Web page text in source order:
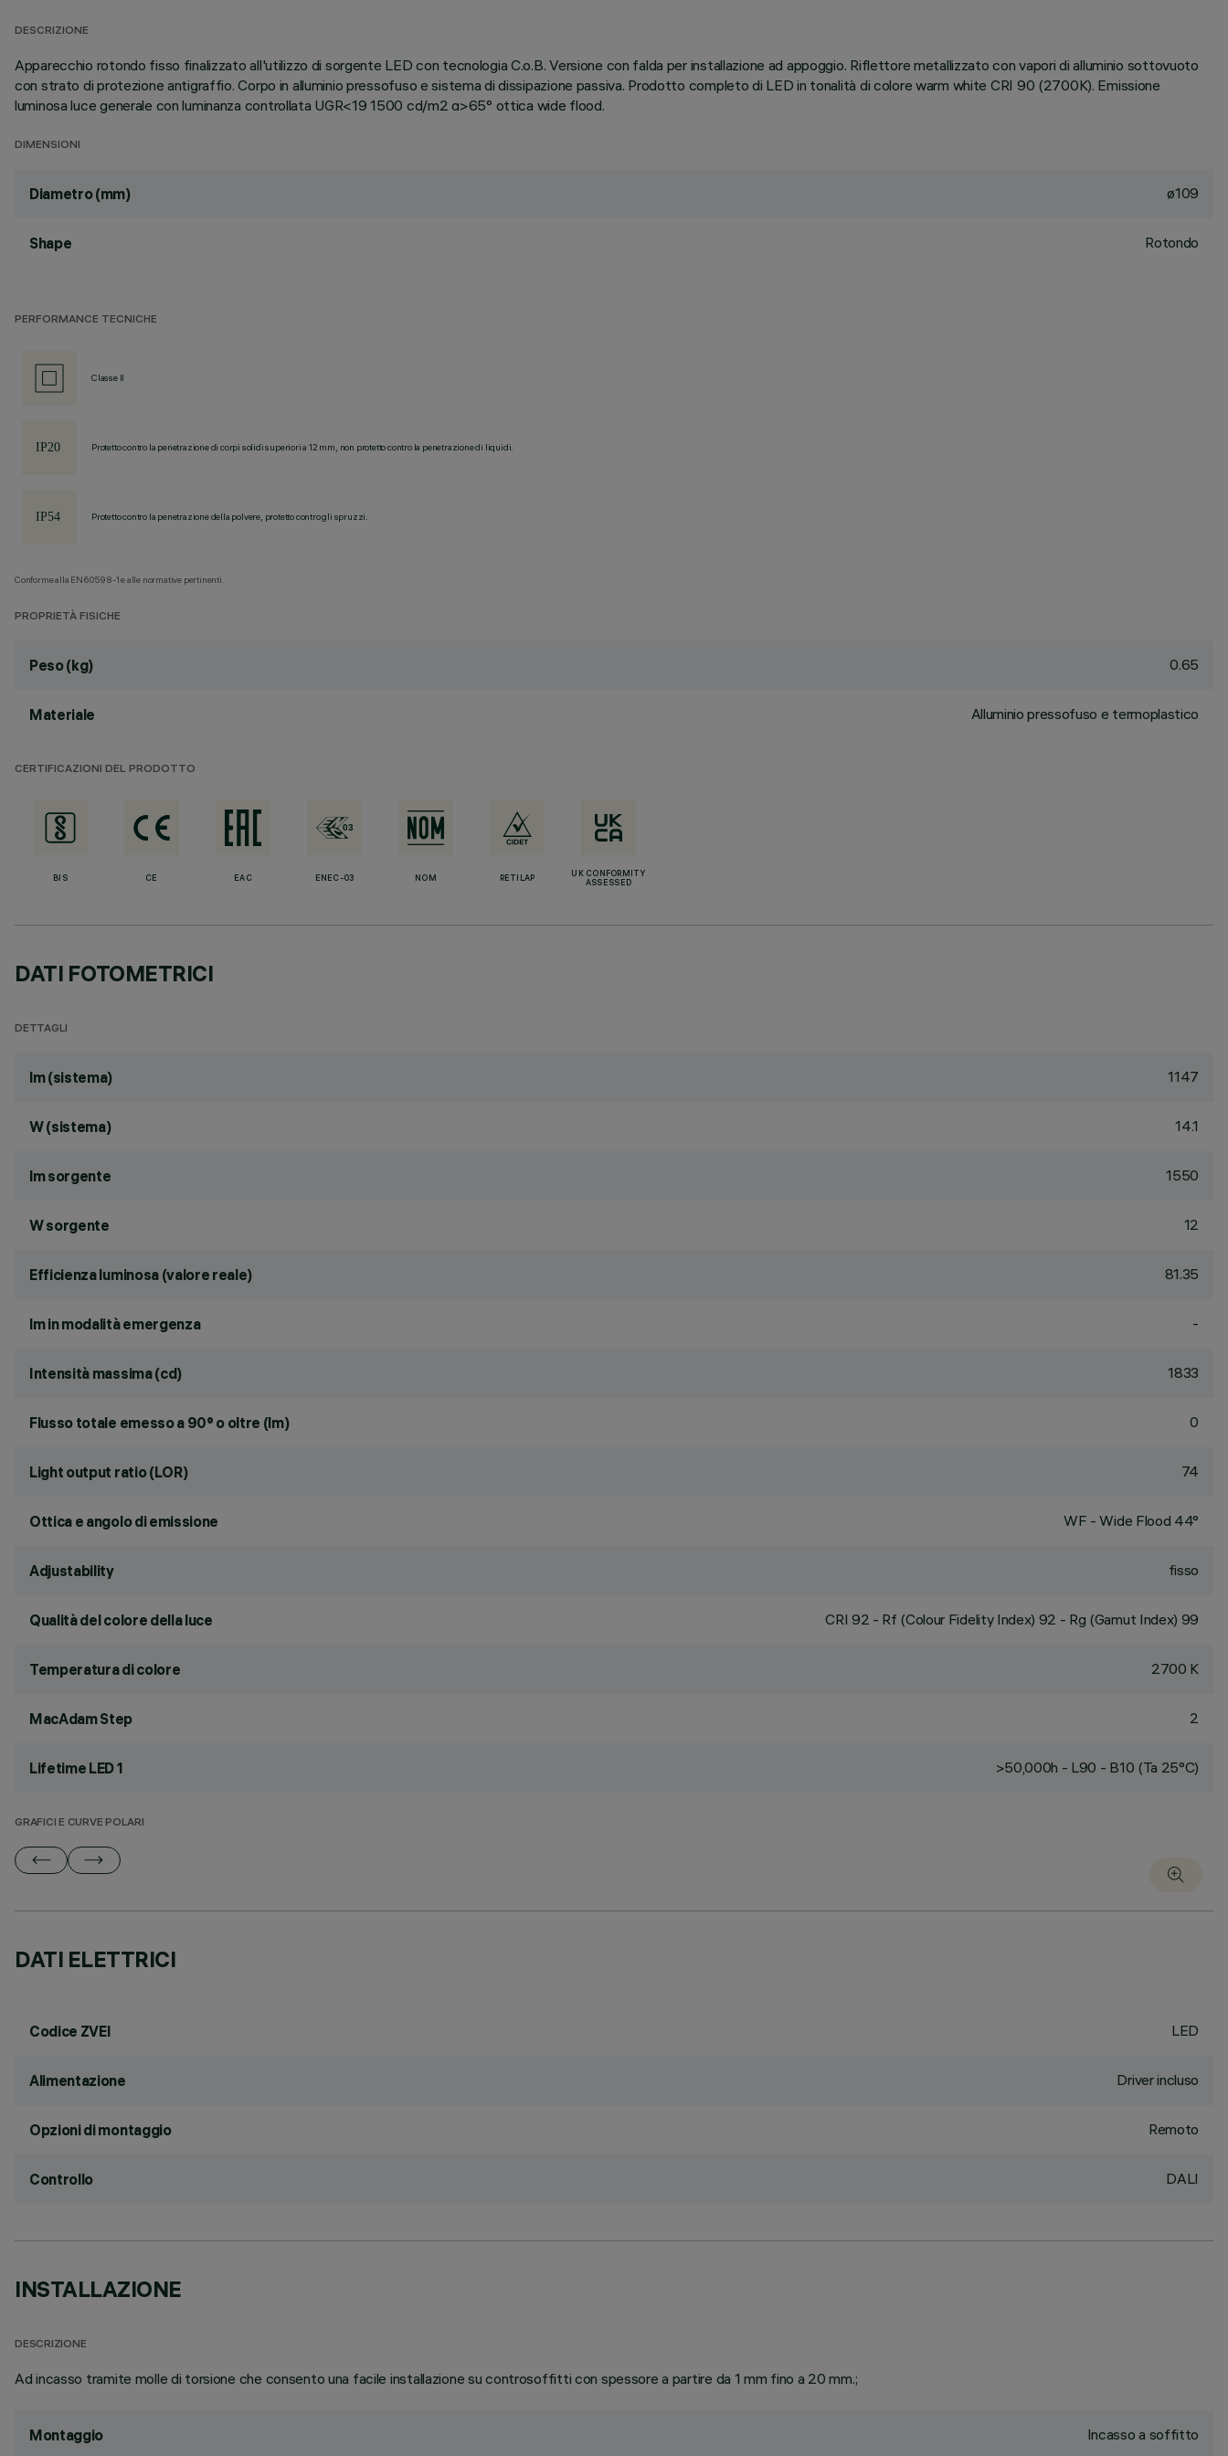
DESCRIZIONE
Apparecchio rotondo fisso finalizzato all'utilizzo di sorgente LED con tecnologia C.o.B. Versione con falda per installazione ad appoggio. Riflettore metallizzato con vapori di alluminio sottovuoto
con strato di protezione antigraffio. Corpo in alluminio pressofuso e sistema di dissipazione passiva. Prodotto completo di LED in tonalità di colore warm white CRI 90 (2700K). Emissione
luminosa luce generale con luminanza controllata UGR<19 1500 cd/m2 α>65° ottica wide flood.
DIMENSIONI
Diametro (mm) ø109
Shape Rotondo
PERFORMANCE TECNICHE
Classe II
Protetto contro la penetrazione di corpi solidi superiori a 12 mm, non protetto contro la penetrazione di liquidi.
Protetto contro la penetrazione della polvere, protetto contro gli spruzzi.
Conforme alla EN60598-1 e alle normative pertinenti.
PROPRIETÀ FISICHE
Peso (kg) 0.65
Materiale Alluminio pressofuso e termoplastico
CERTIFICAZIONI DEL PRODOTTO
BIS CE EAC ENEC-03 NOM RETILAP
UK CONFORMITY
ASSESSED
DATI FOTOMETRICI
DETTAGLI
lm (sistema) 1147
W (sistema) 14.1
lm sorgente 1550
W sorgente 12
Efficienza luminosa (valore reale) 81.35
lm in modalità emergenza -
Intensità massima (cd) 1833
Flusso totale emesso a 90° o oltre (lm) 0
Light output ratio (LOR) 74
Ottica e angolo di emissione WF - Wide Flood 44°
Adjustability fisso
Qualità del colore della luce CRI 92 - Rf (Colour Fidelity Index) 92 - Rg (Gamut Index) 99
Temperatura di colore 2700 K
MacAdam Step 2
Lifetime LED 1 >50,000h - L90 - B10 (Ta 25°C)
GRAFICI E CURVE POLARI
DATI ELETTRICI
Codice ZVEI LED
Alimentazione Driver incluso
Opzioni di montaggio Remoto
Controllo DALI
INSTALLAZIONE
DESCRIZIONE
Ad incasso tramite molle di torsione che consento una facile installazione su controsoffitti con spessore a partire da 1 mm fino a 20 mm.;
Montaggio Incasso a soffitto